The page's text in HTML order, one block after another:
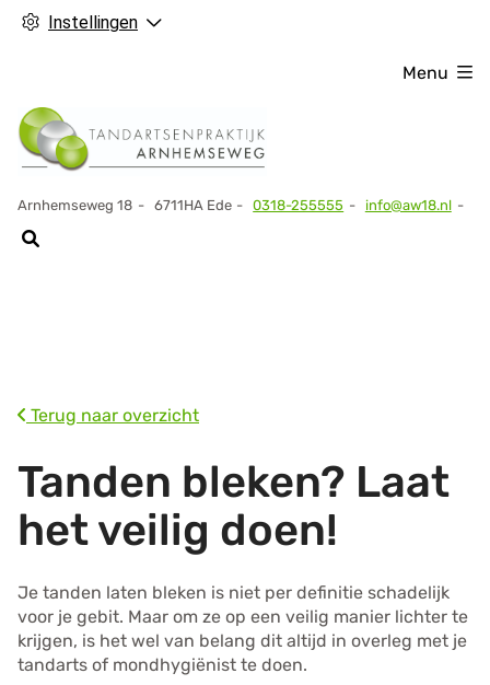
Instellingen
Arnhemseweg 18 6711HA Ede
Tel:
0318-255555 info@aw18.nl
Menu
Terug naar overzicht
Tanden bleken? Laat
het veilig doen!
Je tanden laten bleken is niet per definitie schadelijk
voor je gebit. Maar om ze op een veilig manier lichter te
krijgen, is het wel van belang dit altijd in overleg met je
tandarts of mondhygiënist te doen.